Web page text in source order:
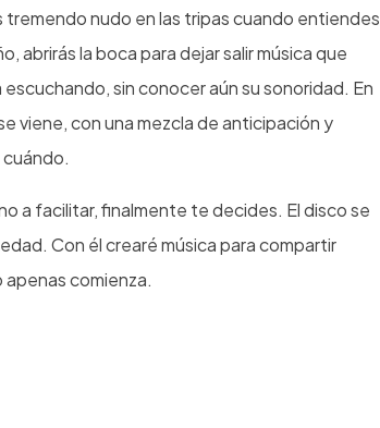
nudo en las tripas cuando entiendes
abrirás la boca para dejar salir música que
sin conocer aún su sonoridad. En
viene, con una mezcla de anticipación y
a facilitar, finalmente te decides. El disco se
Con él crearé música para compartir
comienza.